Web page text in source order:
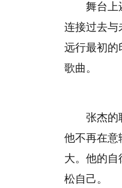
舞台上
连接过去与
远行最初的
歌曲。
张杰的
他不再在意
大。他的
松自己。